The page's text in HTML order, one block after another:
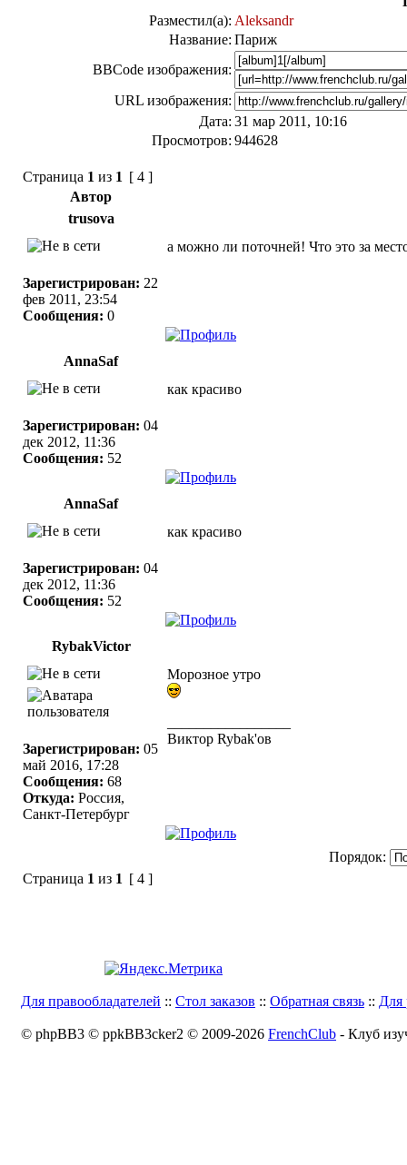
Разместил(а): Aleksandr
Название: Париж
BBCode изображения:
URL изображения:
Дата: 31 мар 2011, 10:16
Просмотров: 944628
Страница 1 из 1 [ 4 ]
Автор
trusova
Зарегистрирован: 22
фев 2011, 23:54
Сообщения: 0
а можно ли поточней! Что это за
AnnaSaf
Зарегистрирован: 04
дек 2012, 11:36
Сообщения: 52
как красиво
AnnaSaf
Зарегистрирован: 04
дек 2012, 11:36
Сообщения: 52
как красиво
RybakVictor
Зарегистрирован: 05
май 2016, 17:28
Сообщения: 68
Откуда: Россия,
Санкт-Петербург
Морозное утро
Виктор Rybak'ов
Порядок:
Страница 1 из 1 [ 4 ]
Для правообладателей :: Стол заказов :: Обратная связь :: Для
© phpBB3 © ppkBB3cker2 © 2009-2026 FrenchClub - Клуб